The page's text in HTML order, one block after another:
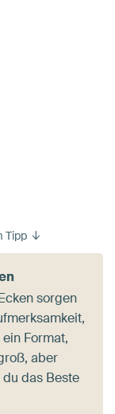
Tipp
sorgen
Format,
aber
das Beste